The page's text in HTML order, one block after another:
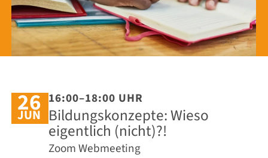
26
JUN
16:00–18:00 UHR
Bildungskonzepte: Wieso
eigentlich (nicht)?!
Zoom Webmeeting